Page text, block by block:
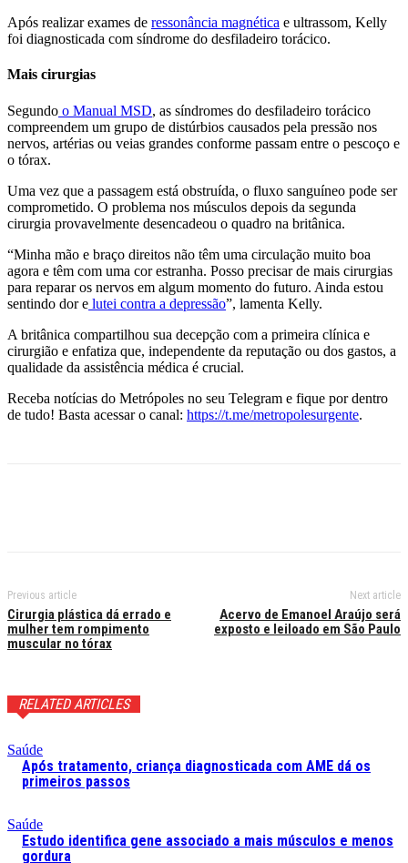
Após realizar exames de ressonância magnética e ultrassom, Kelly
foi diagnosticada com síndrome do desfiladeiro torácico.
Mais cirurgias
Segundo o Manual MSD, as síndromes do desfiladeiro torácico
compreendem um grupo de distúrbios causados pela pressão nos
nervos, artérias ou veias grandes conforme passam entre o pescoço e
o tórax.
Uma vez que a passagem está obstruída, o fluxo sanguíneo pode ser
comprometido. O problema nos músculos depois da segunda
cirurgia provavelmente desencadeou o quadro na britânica.
“Minha mão e braço direitos não têm uma circulação muito boa
agora e têm com uma cor estranha. Posso precisar de mais cirurgias
para reparar os nervos em algum momento do futuro. Ainda estou
sentindo dor e lutei contra a depressão”, lamenta Kelly.
A britânica compartilhou sua decepção com a primeira clínica e
cirurgião e enfatiza que, independente da reputação ou dos gastos, a
qualidade da assistência médica é crucial.
Receba notícias do Metrópoles no seu Telegram e fique por dentro
de tudo! Basta acessar o canal: https://t.me/metropolesurgente.
Previous article
Cirurgia plástica dá errado e
mulher tem rompimento
muscular no tórax
Next article
Acervo de Emanoel Araújo será
exposto e leiloado em São Paulo
RELATED ARTICLES
Saúde
Após tratamento, criança diagnosticada com AME dá os
primeiros passos
Saúde
Estudo identifica gene associado a mais músculos e menos
gordura